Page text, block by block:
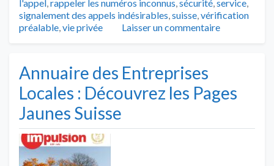
l'appel,rappeler les numéros inconnus,sécurité,service,
signalement des appels indésirables,suisse,vérification
préalable,vie privée Laisser un commentaire
Annuaire des Entreprises
Locales : Découvrez les Pages
Jaunes Suisse